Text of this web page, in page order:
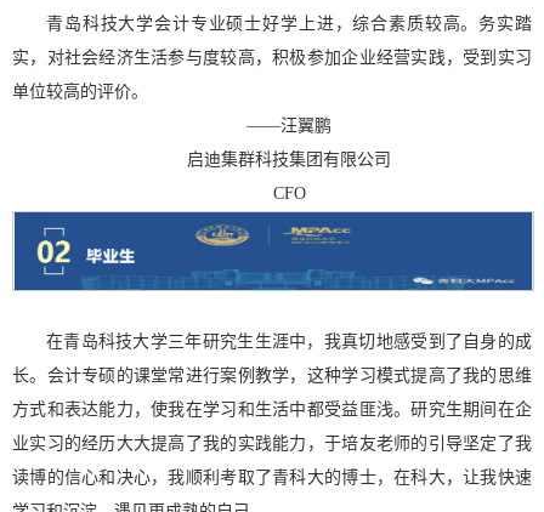
青岛科技大学会计专业硕士好学上进，综合素质较高。务实踏
实，对社会经济生活参与度较高，积极参加企业经营实践，受到实习
单位较高的评价。
——汪翼鹏
启迪集群科技集团有限公司
CFO
在青岛科技大学三年研究生生涯中，我真切地感受到了自身的成
长。会计专硕的课堂常进行案例教学，这种学习模式提高了我的思维
方式和表达能力，使我在学习和生活中都受益匪浅。研究生期间在企
业实习的经历大大提高了我的实践能力，于培友老师的引导坚定了我
读博的信心和决心，我顺利考取了青科大的博士，在科大，让我快速